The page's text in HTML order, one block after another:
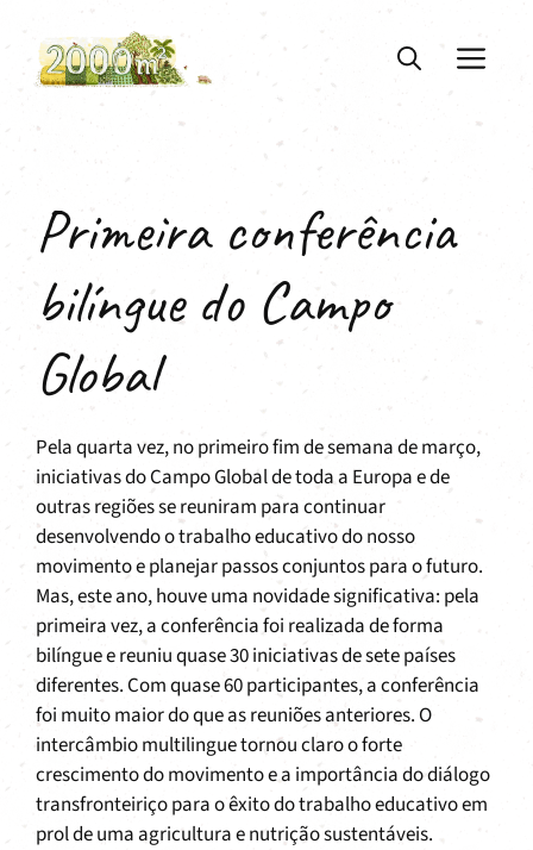
Primeira conferência
bilíngue do Campo
Global
Pela quarta vez, no primeiro fim de semana de março,
iniciativas do Campo Global de toda a Europa e de
outras regiões se reuniram para continuar
desenvolvendo o trabalho educativo do nosso
movimento e planejar passos conjuntos para o futuro.
Mas, este ano, houve uma novidade significativa: pela
primeira vez, a conferência foi realizada de forma
bilíngue e reuniu quase 30 iniciativas de sete países
diferentes. Com quase 60 participantes, a conferência
foi muito maior do que as reuniões anteriores. O
intercâmbio multilingue tornou claro o forte
crescimento do movimento e a importância do diálogo
transfronteiriço para o êxito do trabalho educativo em
prol de uma agricultura e nutrição sustentáveis.